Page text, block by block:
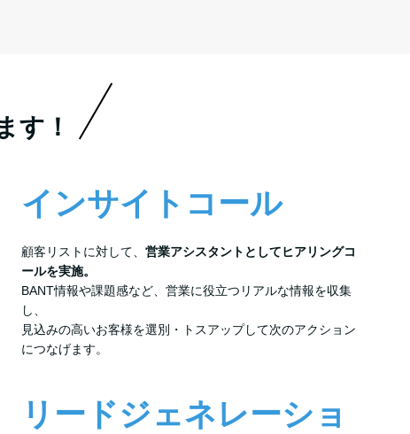
す！
インサイトコール
顧客リストに対して、営業アシスタントとしてヒアリングコ
ールを実施。
BANT情報や課題感など、営業に役立つリアルな情報を収集
し、
見込みの高いお客様を選別・トスアップして次のアクション
につなげます。
リードジェネレーショ